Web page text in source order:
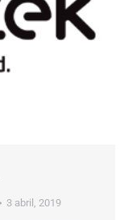
3 abril, 2019